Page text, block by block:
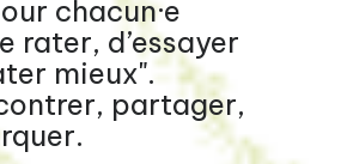
chacun·e
rater, d’essayer
mieux".
partager,